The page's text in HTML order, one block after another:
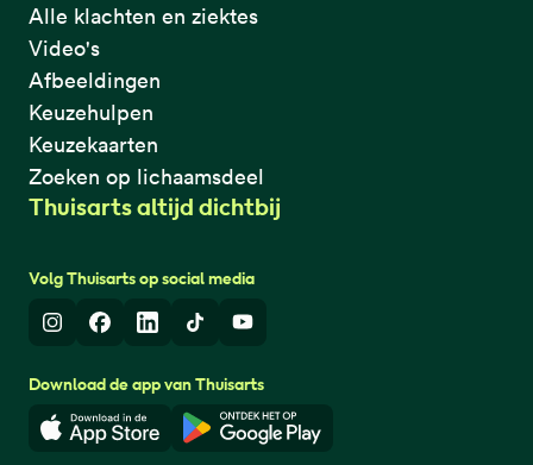
Alle klachten en ziektes
Video's
Afbeeldingen
Keuzehulpen
Keuzekaarten
Zoeken op lichaamsdeel
Thuisarts altijd dichtbij
Volg Thuisarts op social media
InstagramFacebook
LinkedInTikTokYoutube
Download de app van Thuisarts
Download in de App StoreDownload in de Google Play